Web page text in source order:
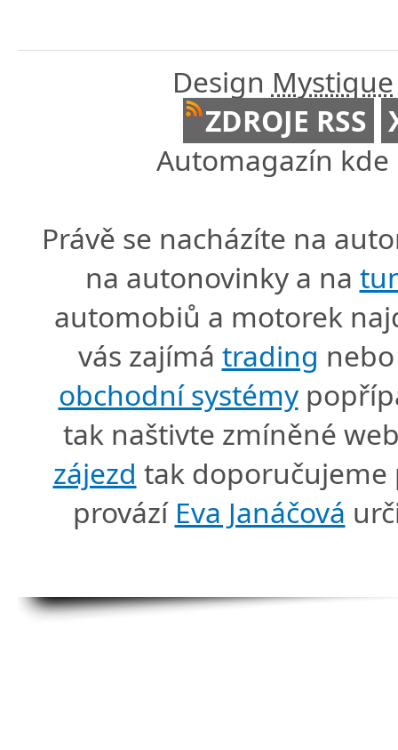
Design Mystique
ZDROJE RSS
Automagazín
Právě se nacházíte na
na autonovinky a na
automobiů a motorek
vás zajímá trading
obchodní systémy
tak naštivte zmíněné
zájezd tak doporučujeme
provází Eva Janáčová